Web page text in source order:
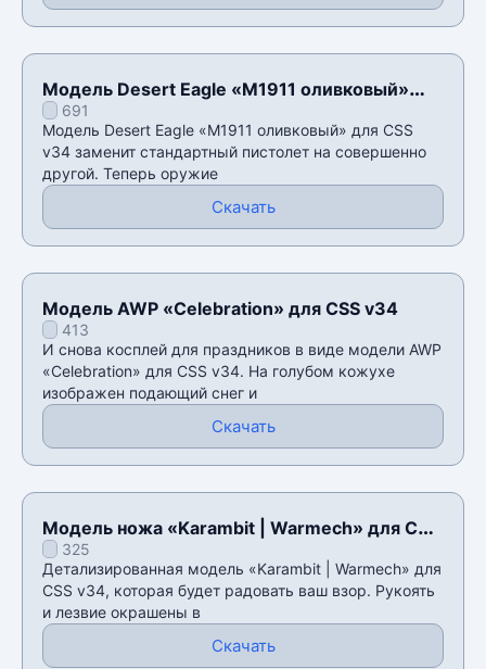
Модель Desert Eagle «M1911 оливковый»
для CSS v34
691
Модель Desert Eagle «M1911 оливковый» для CSS
v34 заменит стандартный пистолет на совершенно
другой. Теперь оружие
Скачать
Модель AWP «Celebration» для CSS v34
413
И снова косплей для праздников в виде модели AWP
«Celebration» для CSS v34. На голубом кожухе
изображен подающий снег и
Скачать
Модель ножа «Karambit | Warmech» для CSS
v34325
Детализированная модель «Karambit | Warmech» для
CSS v34, которая будет радовать ваш взор. Рукоять
и лезвие окрашены в
Скачать